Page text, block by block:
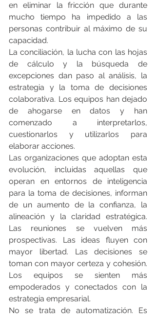
en eliminar la fricción que durante
mucho tiempo ha impedido a las
personas contribuir al máximo de su
capacidad.
La conciliación, la lucha con las hojas
de cálculo y la búsqueda de
excepciones dan paso al análisis, la
estrategia y la toma de decisiones
colaborativa. Los equipos han dejado
de ahogarse en datos y han
comenzado a interpretarlos,
cuestionarlos y utilizarlos para
elaborar acciones.
Las organizaciones que adoptan esta
evolución, incluidas aquellas que
operan en entornos de inteligencia
para la toma de decisiones, informan
de un aumento de la confianza, la
alineación y la claridad estratégica.
Las reuniones se vuelven más
prospectivas. Las ideas fluyen con
mayor libertad. Las decisiones se
toman con mayor certeza y cohesión.
Los equipos se sienten más
empoderados y conectados con la
estrategia empresarial.